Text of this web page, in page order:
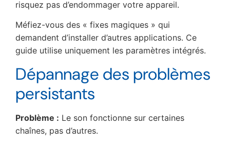
risquez pas d’endommager votre appareil.
Méfiez-vous des « fixes magiques » qui
demandent d’installer d’autres applications. Ce
guide utilise uniquement les paramètres intégrés.
Dépannage des problèmes
persistants
Problème : Le son fonctionne sur certaines
chaînes, pas d’autres.